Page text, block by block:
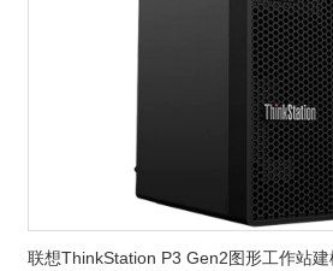
联想ThinkStation P3 Gen2图形工作站